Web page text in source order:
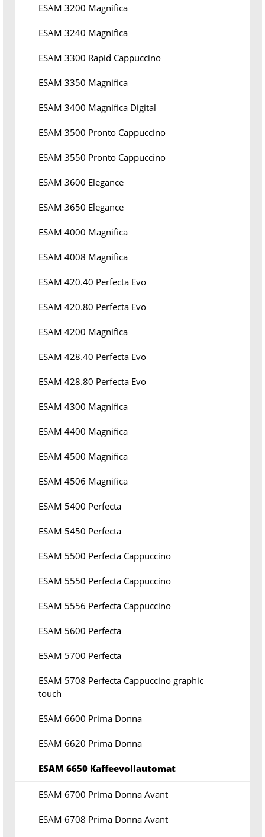
ESAM 3200 Magnifica
ESAM 3240 Magnifica
ESAM 3300 Rapid Cappuccino
ESAM 3350 Magnifica
ESAM 3400 Magnifica Digital
ESAM 3500 Pronto Cappuccino
ESAM 3550 Pronto Cappuccino
ESAM 3600 Elegance
ESAM 3650 Elegance
ESAM 4000 Magnifica
ESAM 4008 Magnifica
ESAM 420.40 Perfecta Evo
ESAM 420.80 Perfecta Evo
ESAM 4200 Magnifica
ESAM 428.40 Perfecta Evo
ESAM 428.80 Perfecta Evo
ESAM 4300 Magnifica
ESAM 4400 Magnifica
ESAM 4500 Magnifica
ESAM 4506 Magnifica
ESAM 5400 Perfecta
ESAM 5450 Perfecta
ESAM 5500 Perfecta Cappuccino
ESAM 5550 Perfecta Cappuccino
ESAM 5556 Perfecta Cappuccino
ESAM 5600 Perfecta
ESAM 5700 Perfecta
ESAM 5708 Perfecta Cappuccino graphic
touch
ESAM 6600 Prima Donna
ESAM 6620 Prima Donna
ESAM 6650 Kaffeevollautomat
ESAM 6700 Prima Donna Avant
ESAM 6708 Prima Donna Avant